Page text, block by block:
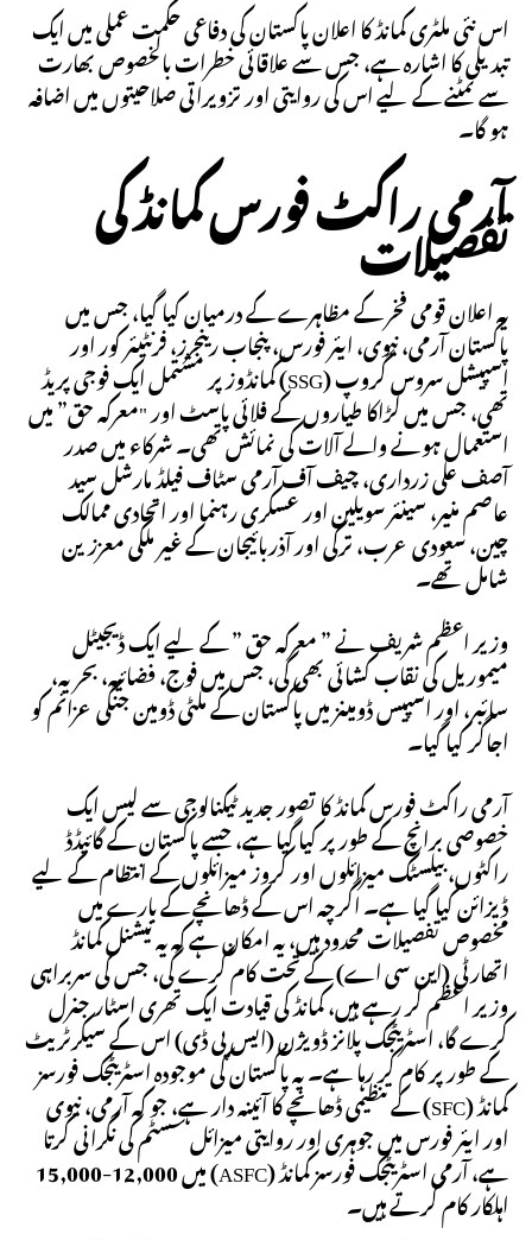
اس نئی ملٹری کمانڈ کا اعلان پاکستان کی دفاعی حکمت عملی میں ایک
تبدیلی کا اشارہ ہے، جس سے علاقائی خطرات بالخصوص بھارت
سے نمٹنے کے لیے اس کی روایتی اور تزویراتی صلاحیتوں میں اضافہ
ہو گا۔
آرمی راکٹ فورس کمانڈ کی
تفصیلات
یہ اعلان قومی فخر کے مظاہرے کے درمیان کیا گیا، جس میں
پاکستان آرمی، نیوی، ایئر فورس، پنجاب رینجرز، فرنٹیئر کور اور
اسپیشل سروس گروپ (SSG) کمانڈوز پر مشتمل ایک فوجی پریڈ
تھی، جس میں لڑاکا طیاروں کے فلائی پاسٹ اور "معرکہ حق” میں
استعمال ہونے والے آلات کی نمائش تھی۔ شرکاء میں صدر
آصف علی زرداری، چیف آف آرمی سٹاف فیلڈ مارشل سید
عاصم منیر، سینئر سویلین اور عسکری رہنما اور اتحادی ممالک
چین، سعودی عرب، ترکی اور آذربائیجان کے غیر ملکی معززین
شامل تھے۔
وزیر اعظم شریف نے ” معرکہ حق ” کے لیے ایک ڈیجیٹل
میموریل کی نقاب کشائی بھی کی، جس میں فوج، فضائیہ، بحریہ،
سائبر، اور اسپیس ڈومینز میں پاکستان کے ملٹی ڈومین جنگی عزائم کو
اجاگر کیا گیا۔
آرمی راکٹ فورس کمانڈ کا تصور جدید ٹیکنالوجی سے لیس ایک
خصوصی برانچ کے طور پر کیا گیا ہے، جسے پاکستان کے گائیڈڈ
راکٹوں، بیلسٹک میزائلوں اور کروز میزائلوں کے انتظام کے لیے
ڈیزائن کیا گیا ہے۔ اگرچہ اس کے ڈھانچے کے بارے میں
مخصوص تفصیلات محدود ہیں، یہ امکان ہے کہ یہ نیشنل کمانڈ
اتھارٹی (این سی اے) کے تحت کام کرے گی، جس کی سربراہی
وزیر اعظم کر رہے ہیں، کمانڈ کی قیادت ایک تھری اسٹار جنرل
کرے گا، اسٹریٹجک پلانز ڈویژن (ایس پی ڈی) اس کے سیکرٹریٹ
کے طور پر کام کر رہا ہے۔ یہ پاکستان کی موجودہ اسٹریٹجک فورسز
کمانڈ (SFC) کے تنظیمی ڈھانچے کا آئینہ دار ہے، جو کہ آرمی، نیوی
اور ایئر فورس میں جوہری اور روایتی میزائل سسٹم کی نگرانی کرتا
ہے، آرمی اسٹریٹجک فورسز کمانڈ (ASFC) میں 12,000-15,000
اہلکار کام کرتے ہیں۔